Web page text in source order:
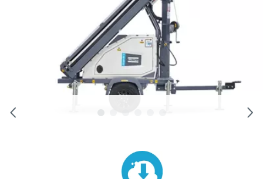
建筑行业压缩空气解决方案
点击立即下载